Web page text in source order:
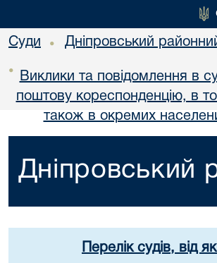
Суди • Дніпровський
•
Виклики та повідомлення в
поштову кореспонденцію, в
також в окремих
Дніпровський
Перелік судів, від